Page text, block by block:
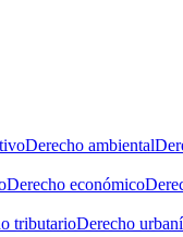
Derecho ambiental
Derecho económico
tributarioDerecho